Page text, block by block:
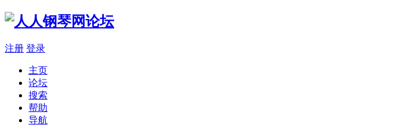
注册 登录
主页
论坛
搜索
帮助
导航